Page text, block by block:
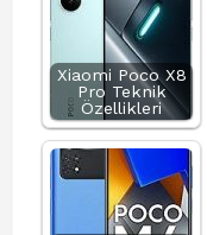
Xiaomi Poco X8
Pro Teknik
Özellikleri